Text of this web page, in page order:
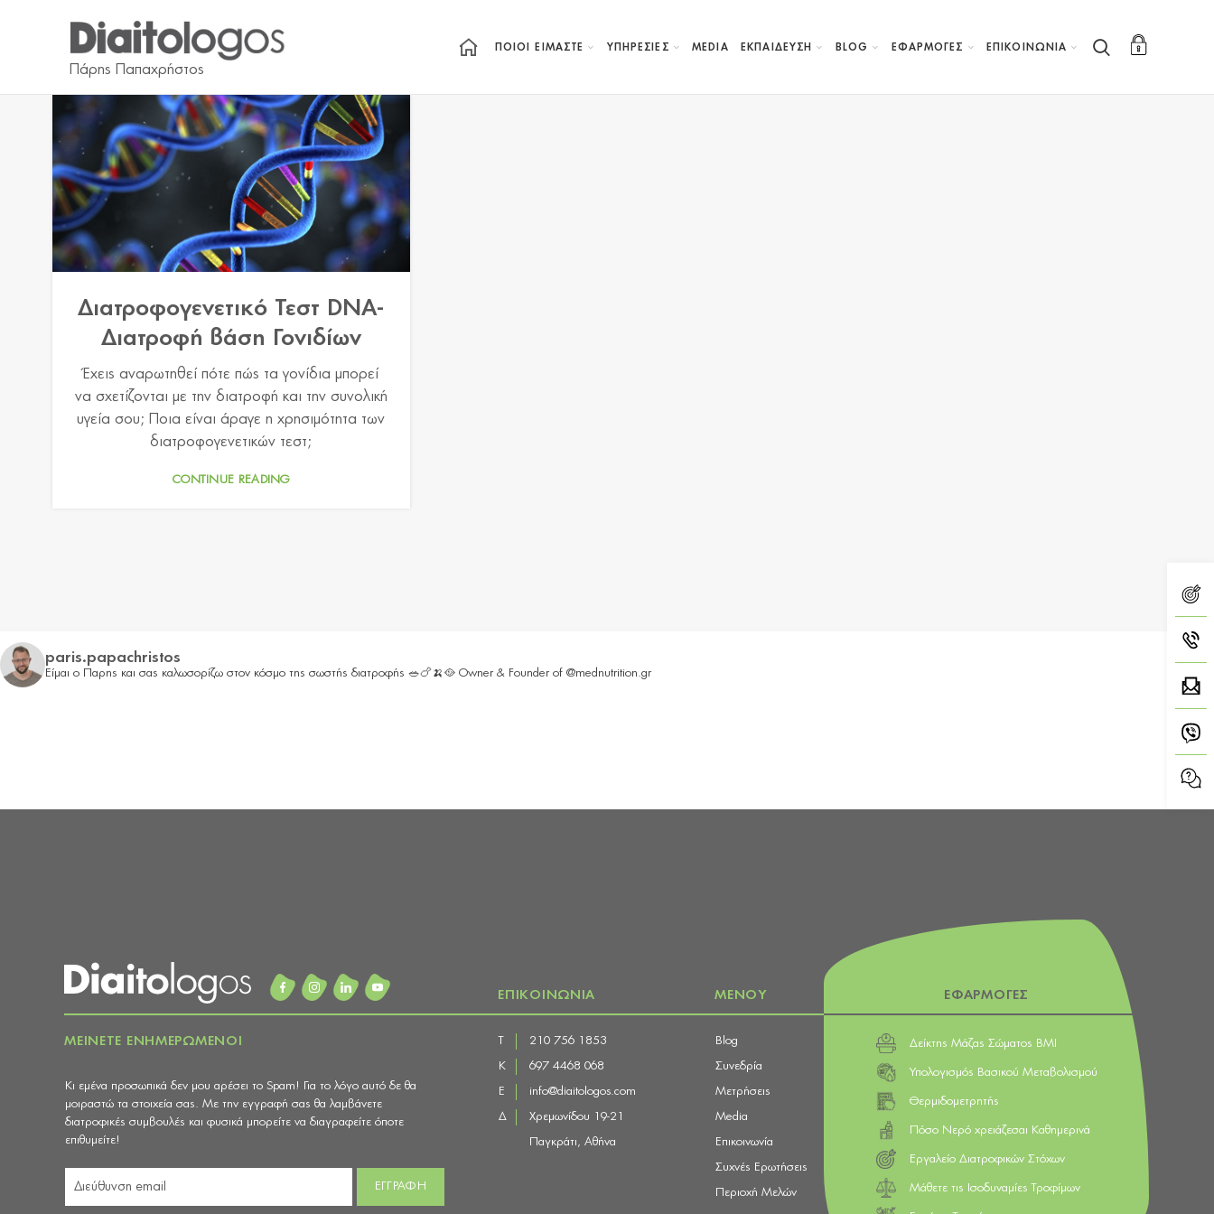
ΠΟΙΟΙ ΕΙΜΑΣΤΕ ΥΠΗΡΕΣΙΕΣ MEDIA ΕΚΠΑΊΔΕΥΣΗ BLOG ΕΦΑΡΜΟΓΕΣ ΕΠΙΚΟΙΝΩΝΙΑ
Διατροφογενετικό Τεστ DNA-
Διατροφή βάση Γονιδίων
Έχεις αναρωτηθεί πότε πώς τα γονίδια μπορεί
να σχετίζονται με την διατροφή και την συνολική
υγεία σου; Ποια είναι άραγε η χρησιμότητα των
διατροφογενετικών τεστ;
CONTINUE READING
paris.papachristos
Είμαι ο Παρης και σας καλωσορίζω στον κόσμο της σωστής διατροφής 🥗🍗🍌🥘 Owner & Founder of @mednutrition.gr
ΜΕΙΝΕΤΕ ΕΝΗΜΕΡΩΜΕΝΟΙ
Κι εμένα προσωπικά δεν μου αρέσει το Spam! Για το λόγο αυτό δε θα
μοιραστώ τα στοιχεία σας. Με την εγγραφή σας θα λαμβάνετε
διατροφικές συμβουλές και φυσικά μπορείτε να διαγραφείτε όποτε
επιθυμείτε!
ΕΠΙΚΟΙΝΩΝΙΑ
210 756 1853
Κ 697 4468 068
E info@diaitologos.com
Δ Χρεμωνίδου 19-21
Παγκράτι, Αθήνα
ΜΕΝΟΥ
Blog
Συνεδρία
Μετρήσεις
Media
Επικοινωνία
Συχνές Ερωτήσεις
Περιοχή Μελών
ΕΦΑΡΜΟΓΕΣ
Δείκτης Μάζας Σώματος BMI
Υπολογισμός Βασικού Μεταβολισμού
Θερμιδομετρητής
Πόσο Νερό χρειάζεσαι Καθημερινά
Εργαλείο Διατροφικών Στόχων
Μάθετε τις Ισοδυναμίες Τροφίμων